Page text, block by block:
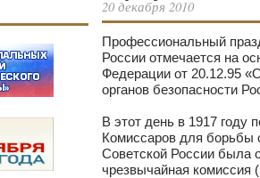
20 декабря 2010
Профессиональный
России отмечается на
Федерации от 20.12.95
органов безопасности
В этот день в 1917 году
Комиссаров для борьбы
Советской России была
чрезвычайная